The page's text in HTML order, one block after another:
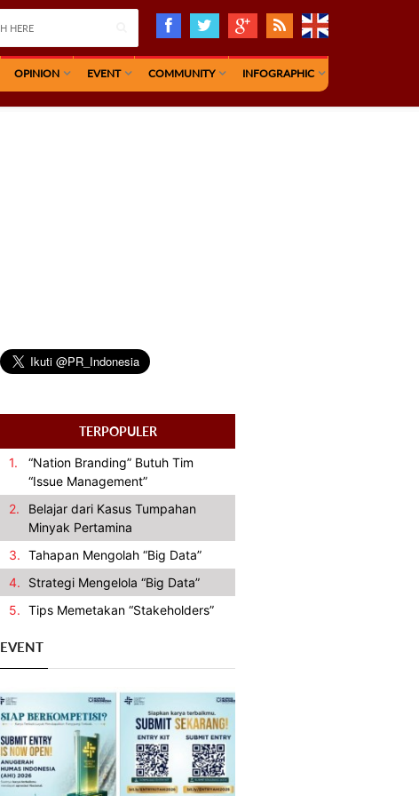
OPINION EVENT COMMUNITY INFOGRAPHIC
TERPOPULER
1.
“Nation Branding” Butuh Tim
“Issue Management”
2.
Belajar dari Kasus Tumpahan
Minyak Pertamina
3. Tahapan Mengolah “Big Data”
4.
Strategi Mengelola “Big Data”
5. Tips Memetakan “Stakeholders”
EVENT
Previous Next